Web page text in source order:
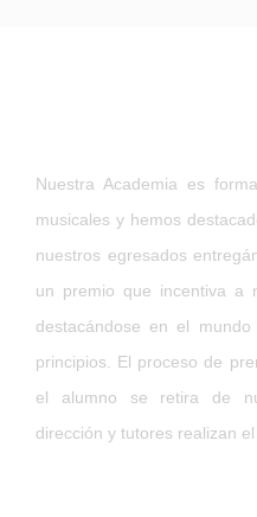
Nuestra Academia es
musicales y hemos
nuestros egresados
un premio que incentiva a
destacándose en el
principios. El proceso de
el alumno se retira de
dirección y tutores realizan